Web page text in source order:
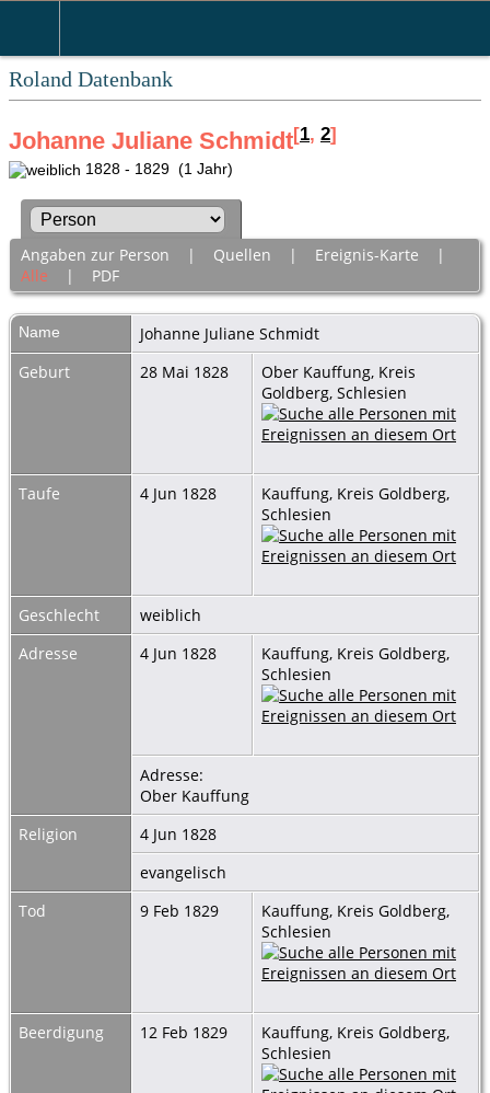
Roland Datenbank
Johanne Juliane Schmidt[1, 2]
1828 - 1829 (1 Jahr)
Angaben zur Person | Quellen | Ereignis-Karte |
Alle | PDF
Name Johanne Juliane Schmidt
Geburt
28 Mai 1828
Ober Kauffung, Kreis
Goldberg, Schlesien
Taufe 4 Jun 1828
Kauffung, Kreis Goldberg,
Schlesien
Geschlecht
weiblich
Adresse
4 Jun 1828
Kauffung, Kreis Goldberg,
Schlesien
Adresse:
Ober Kauffung
Religion
4 Jun 1828
evangelisch
Tod
9 Feb 1829
Kauffung, Kreis Goldberg,
Schlesien
Beerdigung 12 Feb 1829
Kauffung, Kreis Goldberg,
Schlesien